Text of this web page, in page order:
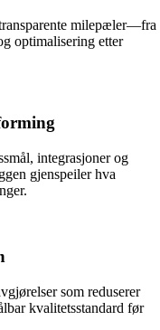
milepæler—fra
optimalisering etter
integrasjoner og
gjenspeiler hva
som reduserer
kvalitetsstandard før